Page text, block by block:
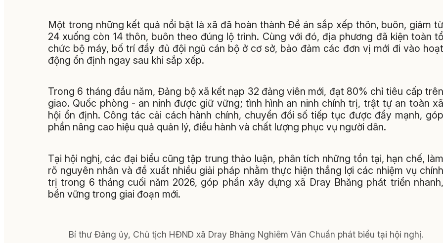
Một trong những kết quả nổi bật là xã đã hoàn thành Đề án sắp xếp thôn, buôn, giảm từ
24 xuống còn 14 thôn, buôn theo đúng lộ trình. Cùng với đó, địa phương đã kiện toàn tổ
chức bộ máy, bố trí đầy đủ đội ngũ cán bộ ở cơ sở, bảo đảm các đơn vị mới đi vào hoạt
động ổn định ngay sau khi sắp xếp.
Trong 6 tháng đầu năm, Đảng bộ xã kết nạp 32 đảng viên mới, đạt 80% chỉ tiêu cấp trên
giao. Quốc phòng - an ninh được giữ vững; tình hình an ninh chính trị, trật tự an toàn xã
hội ổn định. Công tác cải cách hành chính, chuyển đổi số tiếp tục được đẩy mạnh, góp
phần nâng cao hiệu quả quản lý, điều hành và chất lượng phục vụ người dân.
Tại hội nghị, các đại biểu cũng tập trung thảo luận, phân tích những tồn tại, hạn chế, làm
rõ nguyên nhân và đề xuất nhiều giải pháp nhằm thực hiện thắng lợi các nhiệm vụ chính
trị trong 6 tháng cuối năm 2026, góp phần xây dựng xã Dray Bhăng phát triển nhanh,
bền vững trong giai đoạn mới.
Bí thư Đảng ủy, Chủ tịch HĐND xã Dray Bhăng Nghiêm Văn Chuẩn phát biểu tại hội nghị.